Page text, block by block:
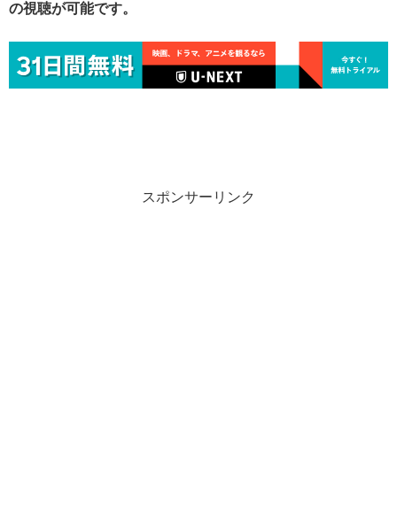
の視聴が可能です。
スポンサーリンク